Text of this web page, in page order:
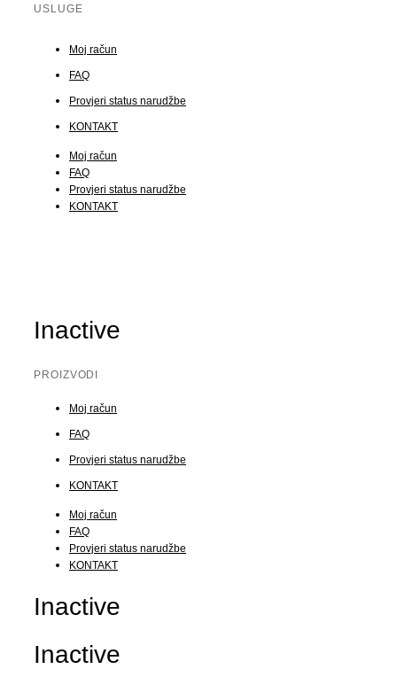
USLUGE
Moj račun
FAQ
Provjeri status narudžbe
KONTAKT
Moj račun
FAQ
Provjeri status narudžbe
KONTAKT
Inactive
PROIZVODI
Moj račun
FAQ
Provjeri status narudžbe
KONTAKT
Moj račun
FAQ
Provjeri status narudžbe
KONTAKT
Inactive
Inactive